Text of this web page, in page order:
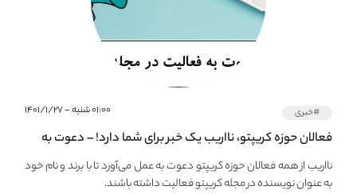
#خبری ۰۱:۰۰ شنبه - ۱۴۰۱/۱/۲۷
فعالان حوزه کریپتو، نااریب یک خبر برای شما دارد! – دعوت به
فعالیت در مجله کریپتو
نااریب از همه فعالان حوزه کریپتو دعوت به عمل می‌آورد تا با برند و نام خود
به عنوان نویسنده در مجله کریپتو فعالیت داشته باشند.